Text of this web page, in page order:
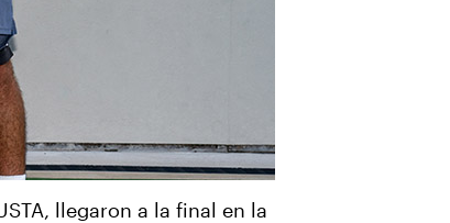
llegaron a la final en la